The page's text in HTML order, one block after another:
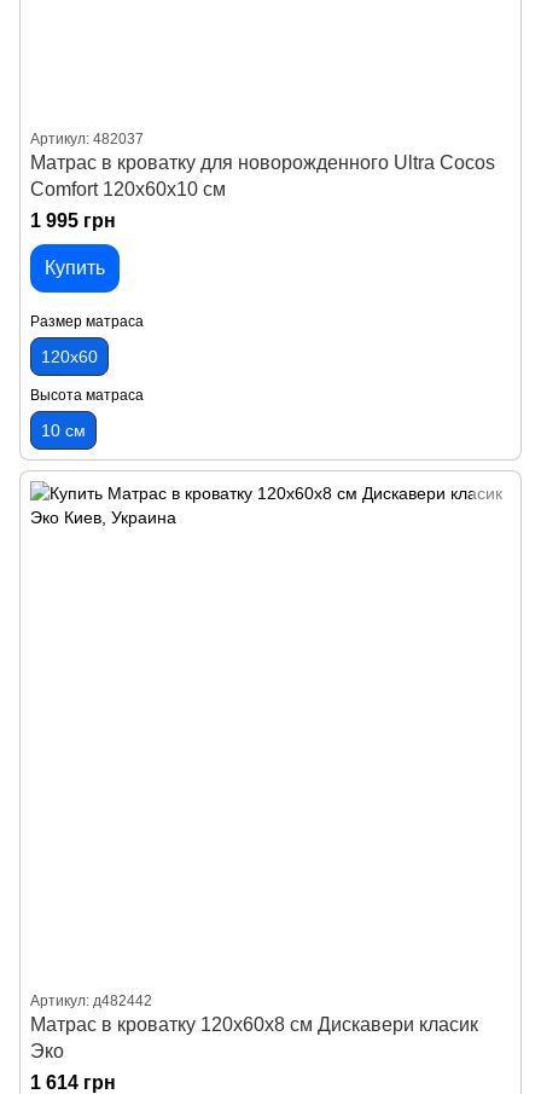
Артикул: 482037
Матрас в кроватку для новорожденного Ultra Cocos
Comfort 120х60х10 см
1 995 грн
Купить
Размер матраса
120х60
Высота матраса
10 см
Артикул: д482442
Матрас в кроватку 120х60х8 см Дискавери класик
Эко
1 614 грн